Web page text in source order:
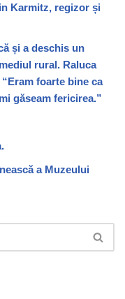
Karmitz, regizor și
și a deschis un
rural. Raluca
foarte bine ca
găseam fericirea.”
a Muzeului